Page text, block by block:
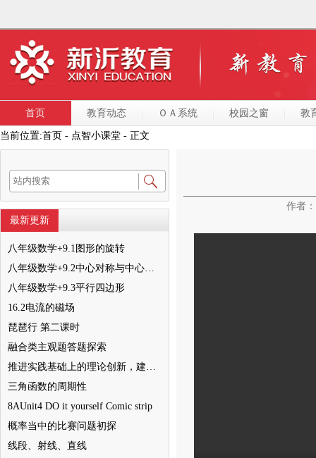
首页 教育动态 ＯＡ系统 校园之窗 教
当前位置:首页 - 点智小课堂 - 正文
最新更新
八年级数学+9.1图形的旋转
八年级数学+9.2中心对称与中心对称图形
八年级数学+9.3平行四边形
16.2电流的磁场
琵琶行 第二课时
融合类主观题答题探索
推进实践基础上的理论创新，建设文化强国
三角函数的周期性
8AUnit4 DO it yourself Comic strip
概率当中的比赛问题初探
线段、射线、直线
作者